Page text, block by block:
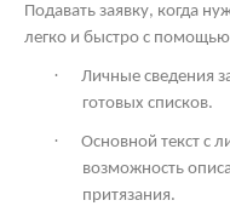
Подавать заявку, когда
легко и быстро с
·
Личные сведения
готовых списков.
·
Основной текст с
возможность
притязания.